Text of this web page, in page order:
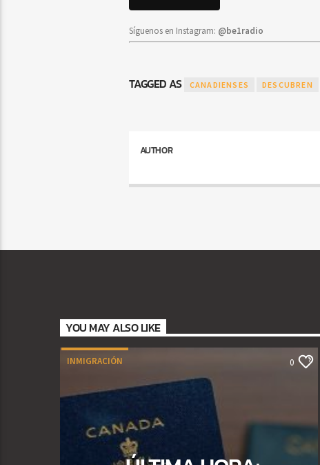
Síguenos en Instagram: @be1radio
TAGGED AS CANADIENSES DESCUBREN
AUTHOR
YOU MAY ALSO LIKE
INMIGRACIÓN 0